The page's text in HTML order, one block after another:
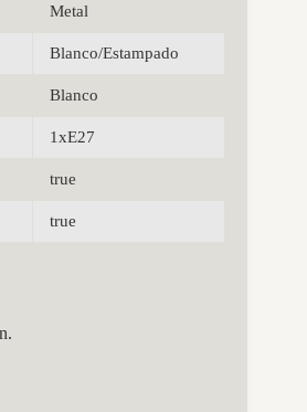
Metal
Blanco/Estampado
Blanco
1xE27
true
true